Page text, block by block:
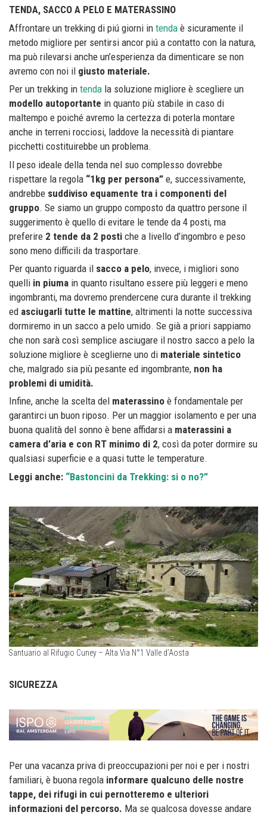
TENDA, SACCO A PELO E MATERASSINO
Affrontare un trekking di piú giorni in tenda è sicuramente il
metodo migliore per sentirsi ancor piú a contatto con la natura,
ma può rilevarsi anche un’esperienza da dimenticare se non
avremo con noi il giusto materiale.
Per un trekking in tenda la soluzione migliore è scegliere un
modello autoportante in quanto più stabile in caso di
maltempo e poiché avremo la certezza di poterla montare
anche in terreni rocciosi, laddove la necessità di piantare
picchetti costituirebbe un problema.
Il peso ideale della tenda nel suo complesso dovrebbe
rispettare la regola “1kg per persona” e, successivamente,
andrebbe suddiviso equamente tra i componenti del
gruppo. Se siamo un gruppo composto da quattro persone il
suggerimento è quello di evitare le tende da 4 posti, ma
preferire 2 tende da 2 posti che a livello d’ingombro e peso
sono meno difficili da trasportare.
Per quanto riguarda il sacco a pelo, invece, i migliori sono
quelli in piuma in quanto risultano essere più leggeri e meno
ingombranti, ma dovremo prendercene cura durante il trekking
ed asciugarli tutte le mattine, altrimenti la notte successiva
dormiremo in un sacco a pelo umido. Se già a priori sappiamo
che non sarà così semplice asciugare il nostro sacco a pelo la
soluzione migliore è sceglierne uno di materiale sintetico
che, malgrado sia più pesante ed ingombrante, non ha
problemi di umidità.
Infine, anche la scelta del materassino è fondamentale per
garantirci un buon riposo. Per un maggior isolamento e per una
buona qualità del sonno è bene affidarsi a materassini a
camera d’aria e con RT minimo di 2, così da poter dormire su
qualsiasi superficie e a quasi tutte le temperature.
Leggi anche: “Bastoncini da Trekking: si o no?”
Santuario al Rifugio Cuney – Alta Via N°1 Valle d’Aosta
SICUREZZA
Per una vacanza priva di preoccupazioni per noi e per i nostri
familiari, è buona regola informare qualcuno delle nostre
tappe, dei rifugi in cui pernotteremo e ulteriori
informazioni del percorso. Ma se qualcosa dovesse andare